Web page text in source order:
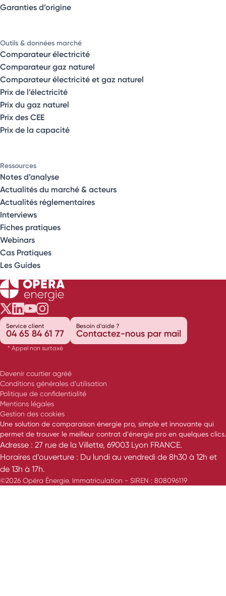
Garanties d’origine
Outils & données marché
Comparateur électricité
Comparateur gaz naturel
Comparateur électricité et gaz naturel
Prix de l’électricité
Prix du gaz naturel
Prix des CEE
Prix de la capacité
Ressources
Notes d’analyse
Actualités du marché & acteurs
Actualités réglementaires
Interviews
Fiches pratiques
Webinars
Cas Pratiques
Les Guides
Opéra Énergie sur Twitter
Opéra Énergie sur LinkedIn
Opéra Énergie sur Youtube
Opéra Énergie sur Instagram
Service client
04 65 84 61 77
* Appel non surtaxé
Besoin d'aide ?
Contactez-nous par mail
Devenir courtier agréé
Conditions générales d’utilisation
Politique de confidentialité
Mentions légales
Gestion des cookies
Une solution de comparaison énergie pro, simple et innovante qui
permet de trouver le meilleur contrat d'énergie pro en quelques clics.
Adresse : 27 rue de la Villette, 69003 Lyon FRANCE.
Horaires d’ouverture : Du lundi au vendredi de 8h30 à 12h et
de 13h à 17h.
©2026 Opéra Énergie. Immatriculation - SIREN : 808096119